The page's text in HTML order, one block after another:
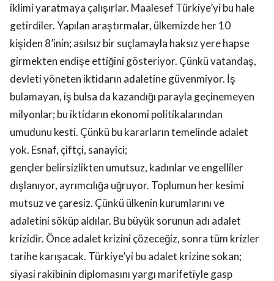
iklimi yaratmaya çalışırlar. Maalesef Türkiye’yi bu hale
getirdiler. Yapılan araştırmalar, ülkemizde her 10
kişiden 8’inin; asılsız bir suçlamayla haksız yere hapse
girmekten endişe ettiğini gösteriyor. Çünkü vatandaş,
devleti yöneten iktidarın adaletine güvenmiyor. İş
bulamayan, iş bulsa da kazandığı parayla geçinemeyen
milyonlar; bu iktidarın ekonomi politikalarından
umudunu kesti. Çünkü bu kararların temelinde adalet
yok. Esnaf, çiftçi, sanayici;
gençler belirsizlikten umutsuz, kadınlar ve engelliler
dışlanıyor, ayrımcılığa uğruyor. Toplumun her kesimi
mutsuz ve çaresiz. Çünkü ülkenin kurumlarını ve
adaletini söküp aldılar. Bu büyük sorunun adı adalet
krizidir. Önce adalet krizini çözeceğiz, sonra tüm krizler
tarihe karışacak. Türkiye’yi bu adalet krizine sokan;
siyasi rakibinin diplomasını yargı marifetiyle gasp